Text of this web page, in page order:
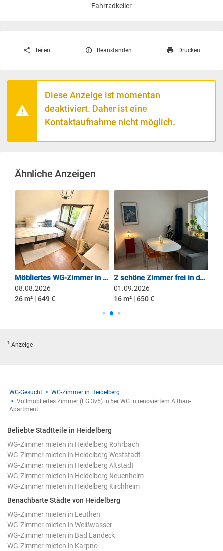
Fahrradkeller
Teilen Beanstanden Drucken
Diese Anzeige ist momentan
deaktiviert. Daher ist eine
Kontaktaufnahme nicht möglich.
Ähnliche Anzeigen
Möbliertes WG-Zimmer in einem 5er-WG mit Garten, Terrasse + Grillplatz
08.08.2026
26 m² | 649 €
2 schöne Zimmer frei in der Damm-WG! ☀️
01.09.2026
16 m² | 650 €
1 Anzeige
WG-Gesucht
WG-Zimmer in Heidelberg
Vollmöbliertes Zimmer (EG 3v5) in 5er WG in renoviertem Altbau-
Apartment
Beliebte Stadtteile in Heidelberg
WG-Zimmer mieten in Heidelberg Rohrbach
WG-Zimmer mieten in Heidelberg Weststadt
WG-Zimmer mieten in Heidelberg Altstadt
WG-Zimmer mieten in Heidelberg Neuenheim
WG-Zimmer mieten in Heidelberg Kirchheim
Benachbarte Städte von Heidelberg
WG-Zimmer mieten in Leuthen
WG-Zimmer mieten in Weißwasser
WG-Zimmer mieten in Bad Landeck
WG-Zimmer mieten in Karpno